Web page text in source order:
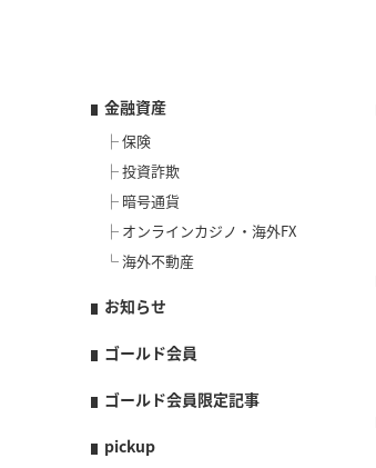
金融資産
保険
投資詐欺
暗号通貨
オンラインカジノ・海外FX
海外不動産
お知らせ
ゴールド会員
ゴールド会員限定記事
pickup